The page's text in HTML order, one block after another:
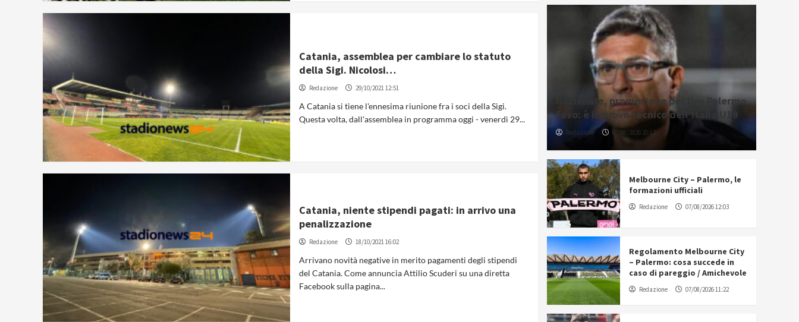
Catania, assemblea per cambiare lo statuto
della Sigi. Nicolosi…
Redazione 29/10/2021 12:51
A Catania si tiene l'ennesima riunione fra i soci della Sigi.
Questa volta, dall'assemblea in programma oggi - venerdì 29...
Catania, niente stipendi pagati: in arrivo una
penalizzazione
Redazione 18/10/2021 16:02
Arrivano novità negative in merito pagamenti degli stipendi
del Catania. Come annuncia Attilio Scuderi su una diretta
Facebook sulla pagina...
Nazionale, promozione per l’ex Palermo
Favo: è il nuovo tecnico dell’Italia U19
Redazione 07/08/2026 20:12
Melbourne City – Palermo, le
formazioni ufficiali
Redazione 07/08/2026 12:03
Regolamento Melbourne City
– Palermo: cosa succede in
caso di pareggio / Amichevole
Redazione 07/08/2026 11:22